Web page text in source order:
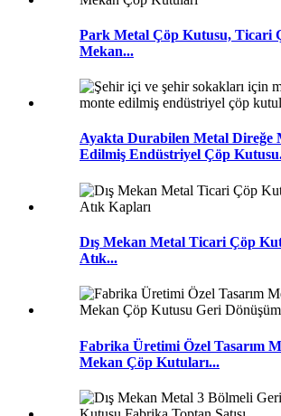
Park Metal Çöp Kutusu, Ticari
Mekan...
Ayakta Durabilen Metal Direğe
Edilmiş Endüstriyel Çöp
Dış Mekan Metal Ticari Çöp
Atık...
Fabrika Üretimi Özel Tasarım
Mekan Çöp Kutuları...